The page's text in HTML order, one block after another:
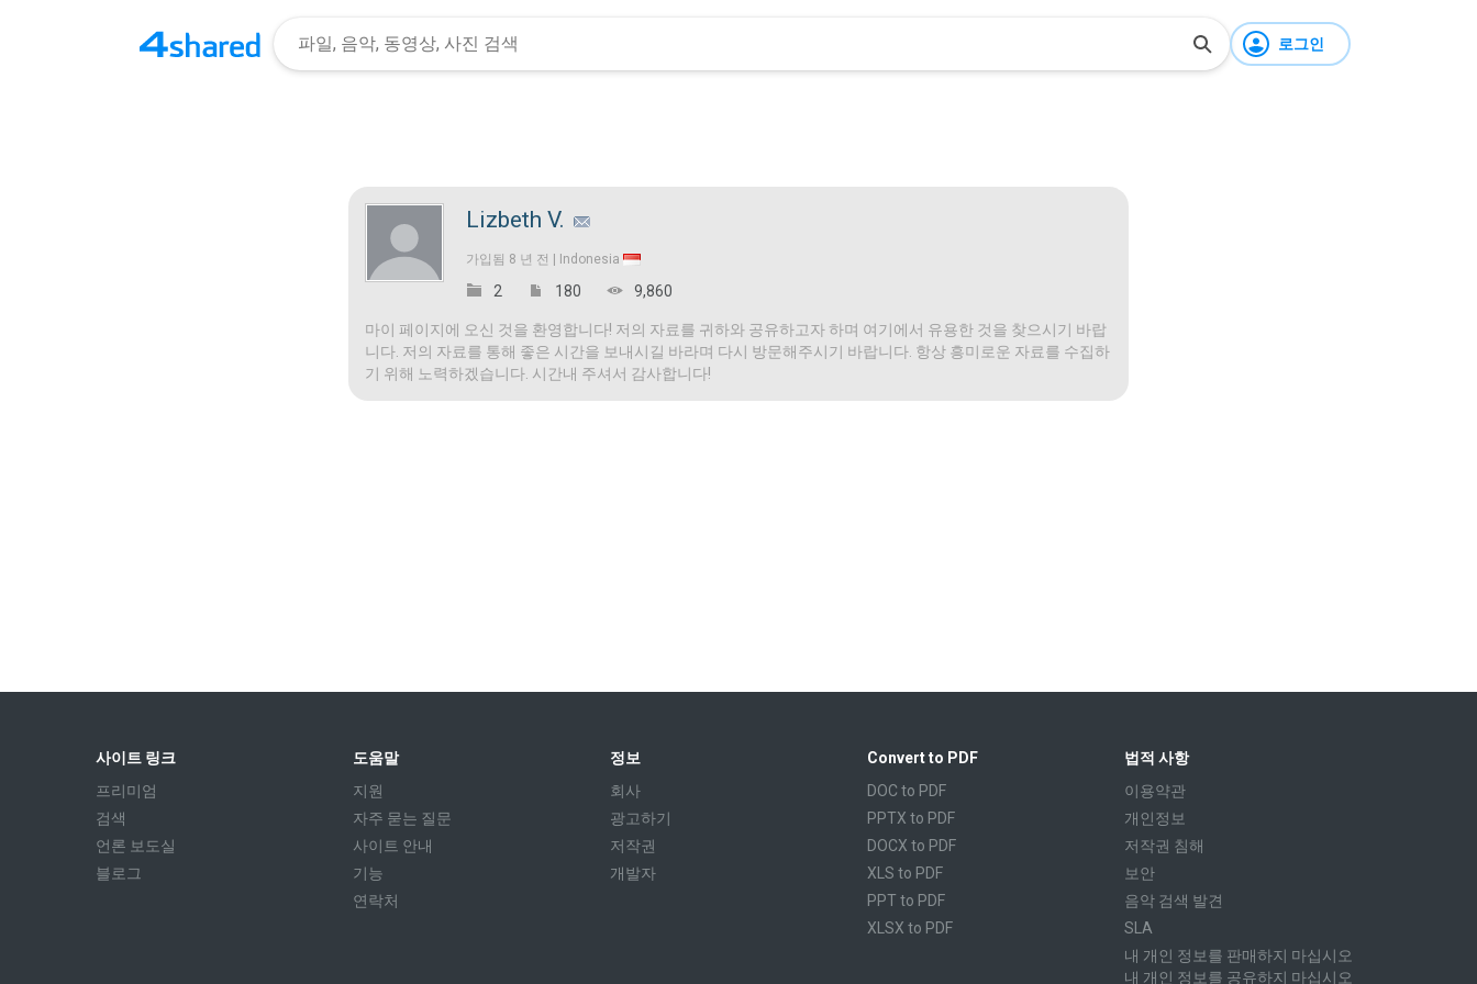
로그인
Lizbeth V.
가입됨 8 년 전 | Indonesia
2 180 9,860
마이 페이지에 오신 것을 환영합니다! 저의 자료를 귀하와 공유하고자 하며 여기에서 유용한 것을 찾으시기 바랍
니다. 저의 자료를 통해 좋은 시간을 보내시길 바라며 다시 방문해주시기 바랍니다. 항상 흥미로운 자료를 수집하
기 위해 노력하겠습니다. 시간내 주셔서 감사합니다!
사이트 링크
프리미엄
검색
언론 보도실
블로그
도움말
지원
자주 묻는 질문
사이트 안내
기능
연락처
정보
회사
광고하기
저작권
개발자
Convert to PDF
DOC to PDF
PPTX to PDF
DOCX to PDF
XLS to PDF
PPT to PDF
XLSX to PDF
법적 사항
이용약관
개인정보
저작권 침해
보안
음악 검색 발견
SLA
내 개인 정보를 판매하지 마십시오
내 개인 정보를 공유하지 마십시오